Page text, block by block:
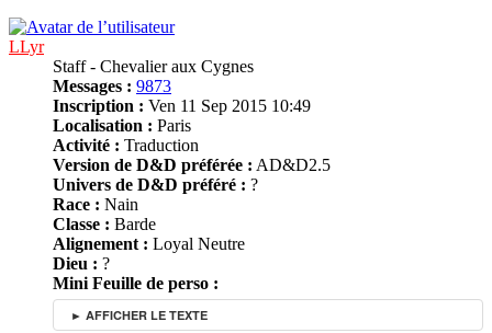
LLyr
Staff - Chevalier aux Cygnes
Messages : 9873
Inscription : Ven 11 Sep 2015 10:49
Localisation : Paris
Activité : Traduction
Version de D&D préférée : AD&D2.5
Univers de D&D préféré : ?
Race : Nain
Classe : Barde
Alignement : Loyal Neutre
Dieu : ?
Mini Feuille de perso :
► AFFICHER LE TEXTE